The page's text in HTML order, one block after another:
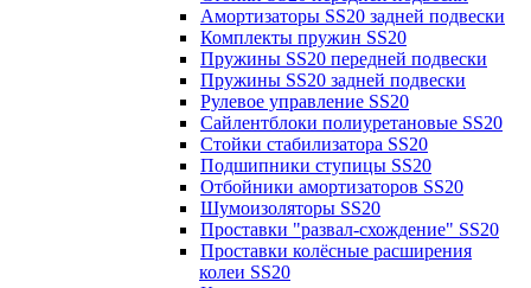
Амортизаторы SS20 задней подвески
Комплекты пружин SS20
Пружины SS20 передней подвески
Пружины SS20 задней подвески
Рулевое управление SS20
Сайлентблоки полиуретановые SS20
Стойки стабилизатора SS20
Подшипники ступицы SS20
Отбойники амортизаторов SS20
Шумоизоляторы SS20
Проставки "развал-схождение" SS20
Проставки колёсные расширения
колеи SS20